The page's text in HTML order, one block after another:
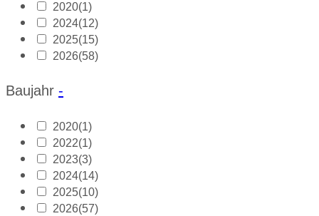
2020(1)
2024(12)
2025(15)
2026(58)
Baujahr -
2020(1)
2022(1)
2023(3)
2024(14)
2025(10)
2026(57)